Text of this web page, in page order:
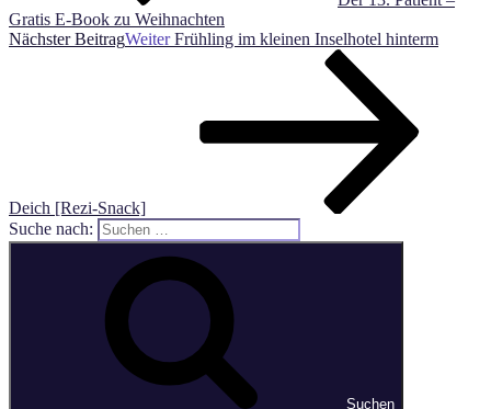
Gratis E-Book zu Weihnachten
Nächster BeitragWeiter Frühling im kleinen Inselhotel hinterm
Deich [Rezi-Snack]
Suche nach:
Suchen